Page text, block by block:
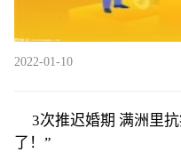
2022-01-10
3次推迟婚期 满洲里
了！”